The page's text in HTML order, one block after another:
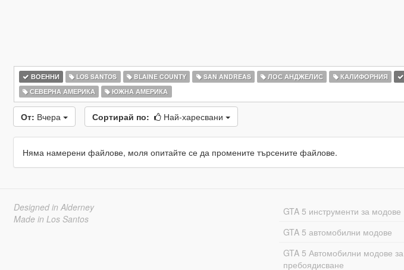
ВОЕННИ LOS SANTOS BLAINE COUNTY SAN ANDREAS ЛОС АНДЖЕЛИС КАЛИФОРНИЯ
СЕВЕРНА АМЕРИКА
ЮЖНА АМЕРИКА
От: Вчера Сортирай по: Най-харесвани
Няма намерени файлове, моля опитайте се да промените търсените файлове.
Designed in Alderney
Made in Los Santos
GTA 5 инструменти за модове
GTA 5 автомобилни модове
GTA 5 Автомобилни модове за
пребоядисване